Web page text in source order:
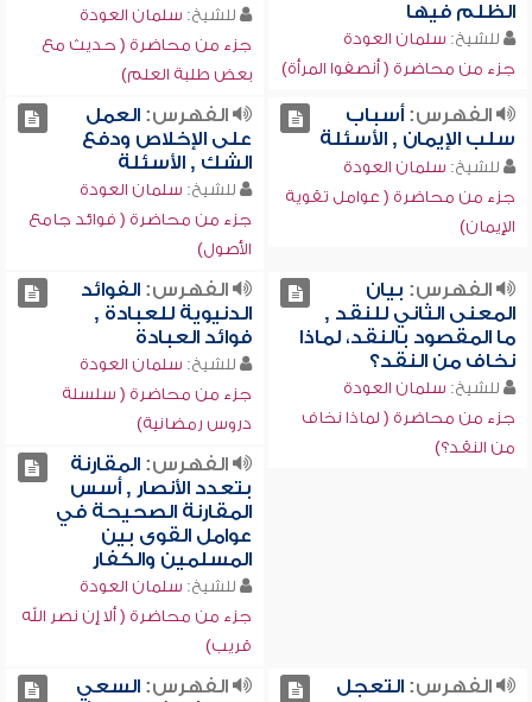
الظلم فيها
للشيخ: سلمان العودة
جزء من محاضرة ( أنصفوا المرأة)
للشيخ: سلمان العودة
جزء من محاضرة ( حديث مع
بعض طلبة العلم)
الفهرس:أسباب
سلب الإيمان , الأسئلة
للشيخ: سلمان العودة
جزء من محاضرة ( عوامل تقوية
الإيمان)
الفهرس:العمل
على الإخلاص ودفع
الشك , الأسئلة
للشيخ: سلمان العودة
جزء من محاضرة ( فوائد جامع
الأصول)
الفهرس: بيان
المعنى الثاني للنقد ,
ما المقصود بالنقد، لماذا
نخاف من النقد؟
للشيخ: سلمان العودة
جزء من محاضرة ( لماذا نخاف
من النقد؟)
الفهرس:الفوائد
الدنيوية للعبادة ,
فوائد العبادة
للشيخ: سلمان العودة
جزء من محاضرة ( سلسلة
دروس رمضانية)
الفهرس:المقارنة
بتعدد الأنصار , أسس
المقارنة الصحيحة في
عوامل القوى بين
المسلمين والكفار
للشيخ: سلمان العودة
جزء من محاضرة ( ألا إن نصر الله
قريب)
الفهرس:التعجل
الفهرس:السعي